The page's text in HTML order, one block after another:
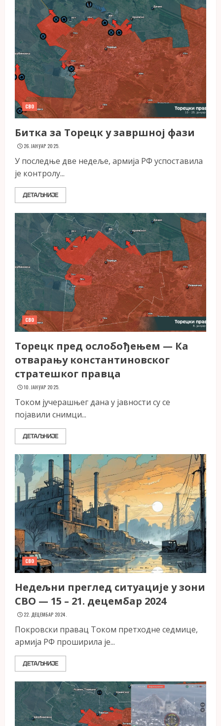
СВО
Битка за Торецк у завршној фази
26. ЈАНУАР 2025.
У последње две недеље, армија РФ успоставила
је контролу...
ДЕТАЉНИЈЕ
СВО
Торецк пред ослобођењем — Ка
отварању константиновског
стратешког правца
10. ЈАНУАР 2025.
Током јучерашњег дана у јавности су се
појавили снимци...
ДЕТАЉНИЈЕ
СВО
Недељни преглед ситуације у зони
СВО — 15 – 21. децембар 2024
22. ДЕЦЕМБАР 2024.
Покровски правац Током претходне седмице,
армија РФ проширила је...
ДЕТАЉНИЈЕ